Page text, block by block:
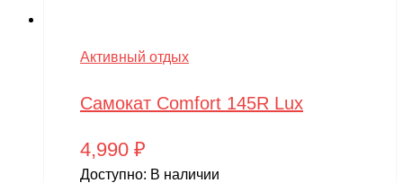
Активный отдых
Самокат Comfort 145R Lux
4,990 ₽
Доступно: В наличии